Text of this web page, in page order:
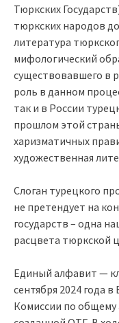
Тюркских
тюркских народов
литература
мифологический
существовавшего в
роль в данном
так и в России
прошлом этой
харизматичных
художественная
Слоган турецкого
не претендует на
государств – одна
расцвета тюркской
Единый алфавит —
сентября 2024 года
Комиссии по общему